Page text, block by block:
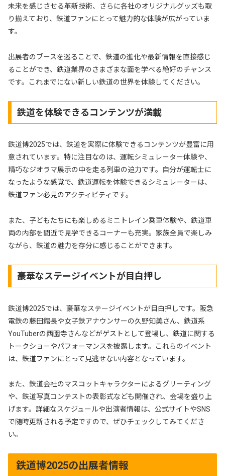
未来を感じさせる革新技術、さらに各社のオリジナルグッズも取
り揃えており、鉄道ファンにとって魅力的な体験が広がっていま
す。
出展者のブースを巡ることで、鉄道の進化や最新情報を直接感じ
ることができ、鉄道業界のさまざまな面を学べる絶好のチャンス
です。これまでにない新しい鉄道の世界を体験してください。
鉄道を体験できるコンテンツが満載
鉄道博2025では、鉄道を実際に体験できるコンテンツが豊富に用
意されています。特に注目なのは、運転シミュレーター体験や、
精巧なジオラマ展示の中を走る列車の迫力です。自分が運転士に
なったような感覚で、鉄道運転を体験できるシミュレーターは、
鉄道ファン必見のアクティビティです。
また、子どもたちにも楽しめるミニトレイン乗車体験や、鉄道車
両の内部を間近で見学できるコーナーも充実。家族全員で楽しみ
ながら、鉄道の魅力を存分に感じることができます。
豪華なステージイベントが目白押し
鉄道博2025では、豪華なステージイベントが目白押しです。阪急
電鉄の藤田館長や女子鉄アナウンサーの久野知美さん、鉄道系
YouTuberの西園寺さんなどがゲストとして登場し、鉄道に関する
トークショーやパフォーマンスを披露します。これらのイベント
は、鉄道ファンにとって見逃せない内容となっています。
また、鉄道会社のマスコットキャラクターによるグリーティング
や、鉄道写真コンテストの表彰式なども開催され、会場を盛り上
げます。詳細なスケジュールや出演者情報は、公式サイトやSNS
で随時更新される予定ですので、ぜひチェックしてみてくださ
い。
鉄道博2025の出展者情報